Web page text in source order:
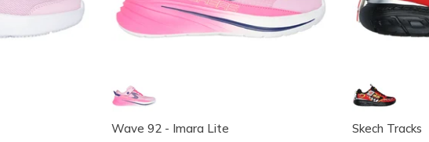
Wave 92 - Imara Lite Skech Tracks